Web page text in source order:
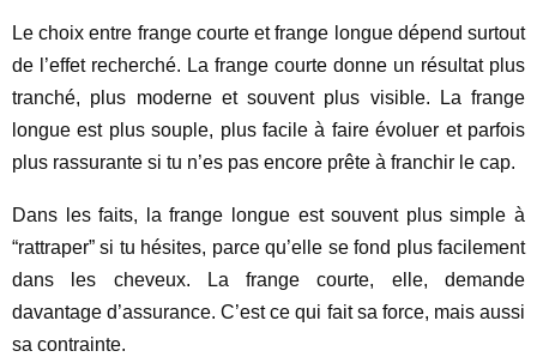
Le choix entre frange courte et frange longue dépend surtout
de l’effet recherché. La frange courte donne un résultat plus
tranché, plus moderne et souvent plus visible. La frange
longue est plus souple, plus facile à faire évoluer et parfois
plus rassurante si tu n’es pas encore prête à franchir le cap.
Dans les faits, la frange longue est souvent plus simple à
“rattraper” si tu hésites, parce qu’elle se fond plus facilement
dans les cheveux. La frange courte, elle, demande
davantage d’assurance. C’est ce qui fait sa force, mais aussi
sa contrainte.